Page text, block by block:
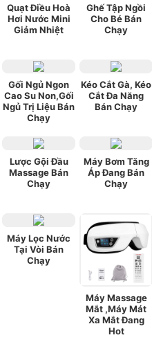
Quạt Điều Hoà
Hơi Nước Mini
Giảm Nhiệt
Ghế Tập Ngồi
Cho Bé Bán
Chạy
Gối Ngủ Ngon
Cao Su Non,Gối
Ngủ Trị Liệu Bán
Chạy
Kéo Cắt Gà, Kéo
Cắt Đa Năng
Bán Chạy
Lược Gội Đầu
Massage Bán
Chạy
Máy Bơm Tăng
Áp Đang Bán
Chạy
Máy Lọc Nước
Tại Vòi Bán
Chạy
Máy Massage
Mắt ,Máy Mát
Xa Mắt Đang
Hot